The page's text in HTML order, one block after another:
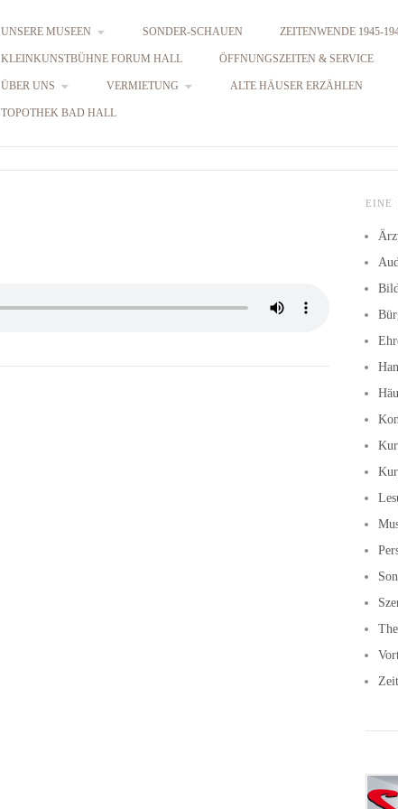
UNSERE MUSEEN SONDER-SCHAUEN ZEITENWENDE 1945-
KLEINKUNSTBÜHNE FORUM HALL ÖFFNUNGSZEITEN & SERVICE
ÜBER UNS VERMIETUNG ALTE HÄUSER ERZÄHLEN
TOPOTHEK BAD HALL
EINE